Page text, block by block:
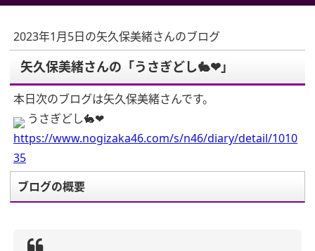
2023年1月5日の矢久保美緒さんのブログ
矢久保美緒さんの「うさぎどし🐇❤︎」
本日次のブログは矢久保美緒さんです。
うさぎどし🐇❤︎
https://www.nogizaka46.com/s/n46/diary/detail/1010
35
ブログの概要